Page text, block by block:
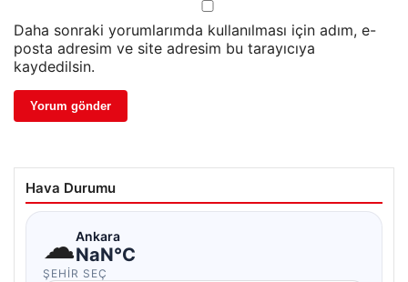
Daha sonraki yorumlarımda kullanılması için adım, e-
posta adresim ve site adresim bu tarayıcıya
kaydedilsin.
Hava Durumu
☁Ankara
NaN°C
ŞEHIR SEÇ